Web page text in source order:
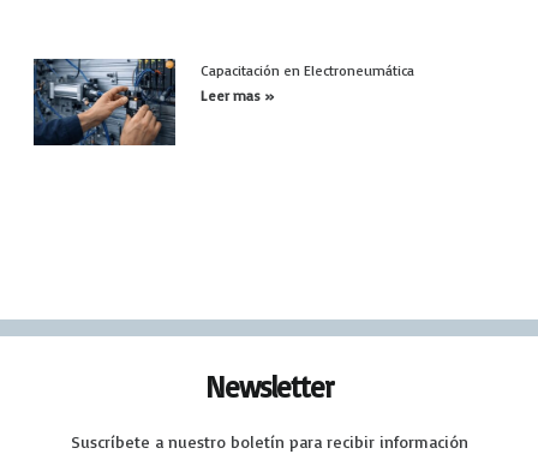
Capacitación en Electroneumática
Leer mas »
Newsletter
Suscríbete a nuestro boletín para recibir información